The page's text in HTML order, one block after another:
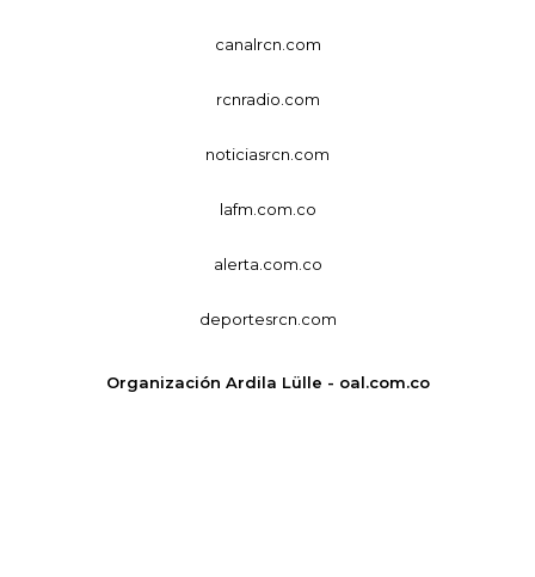
canalrcn.com
rcnradio.com
noticiasrcn.com
lafm.com.co
alerta.com.co
deportesrcn.com
Organización Ardila Lülle - oal.com.co